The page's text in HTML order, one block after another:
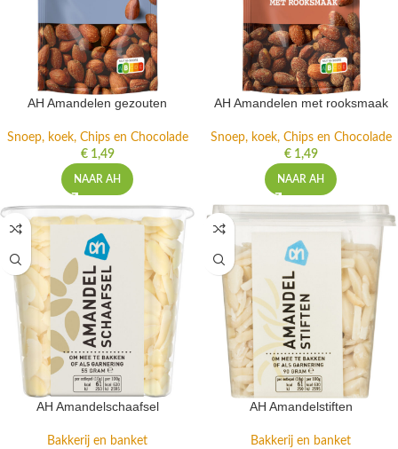
AH Amandelen gezouten
Snoep, koek, Chips en Chocolade
€1,49
NAAR AH
AH Amandelen met rooksmaak
Snoep, koek, Chips en Chocolade
€1,49
NAAR AH
AH Amandelschaafsel
Bakkerij en banket
AH Amandelstiften
Bakkerij en banket